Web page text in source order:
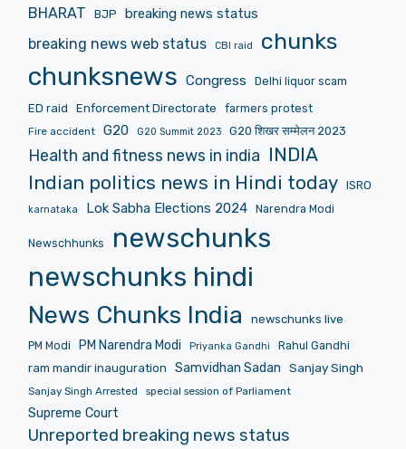
BHARAT BJP breaking news status
breaking news web status CBI raid chunks
chunksnews Congress
Delhi liquor scam
ED raid
Enforcement Directorate farmers protest
Fire accident G20 G20 Summit 2023 G20 शिखर सम्मेलन 2023
Health and fitness news in india INDIA
Indian politics news in Hindi today
ISRO
karnataka Lok Sabha Elections 2024 Narendra Modi
Newschhunks
newschunks
newschunks hindi
News Chunks India
newschunks live
PM Modi
PM Narendra Modi Priyanka Gandhi
Rahul Gandhi
ram mandir inauguration
Samvidhan Sadan Sanjay Singh
Sanjay Singh Arrested special session of Parliament
Supreme Court
Unreported breaking news status